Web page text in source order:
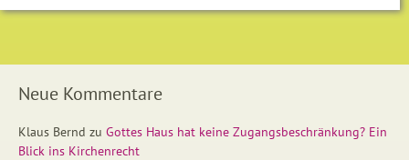
Neue Kommentare
Klaus Bernd zu Gottes Haus hat keine Zugangsbeschränkung? Ein
Blick ins Kirchenrecht